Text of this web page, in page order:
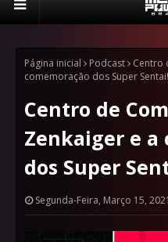
Página inicial Podcast
Centro
comemoração dos Super Sentai!
Centro de
Zenkaiger e a
dos Super
Segunda-Feira, Março 15, 2021